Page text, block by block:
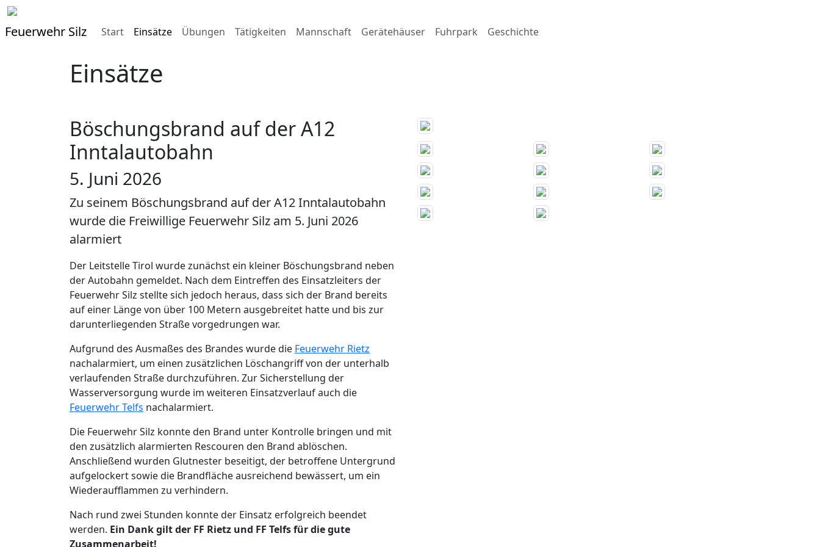
Feuerwehr Silz Start Einsätze Übungen Tätigkeiten Mannschaft Gerätehäuser Fuhrpark Geschichte
Einsätze
Böschungsbrand auf der A12
Inntalautobahn
5. Juni 2026
Zu seinem Böschungsbrand auf der A12 Inntalautobahn
wurde die Freiwillige Feuerwehr Silz am 5. Juni 2026
alarmiert
Der Leitstelle Tirol wurde zunächst ein kleiner Böschungsbrand neben
der Autobahn gemeldet. Nach dem Eintreffen des Einsatzleiters der
Feuerwehr Silz stellte sich jedoch heraus, dass sich der Brand bereits
auf einer Länge von über 100 Metern ausgebreitet hatte und bis zur
darunterliegenden Straße vorgedrungen war.
Aufgrund des Ausmaßes des Brandes wurde die Feuerwehr Rietz
nachalarmiert, um einen zusätzlichen Löschangriff von der unterhalb
verlaufenden Straße durchzuführen. Zur Sicherstellung der
Wasserversorgung wurde im weiteren Einsatzverlauf auch die
Feuerwehr Telfs nachalarmiert.
Die Feuerwehr Silz konnte den Brand unter Kontrolle bringen und mit
den zusätzlich alarmierten Rescouren den Brand ablöschen.
Anschließend wurden Glutnester beseitigt, der betroffene Untergrund
aufgelockert sowie die Brandfläche ausreichend bewässert, um ein
Wiederaufflammen zu verhindern.
Nach rund zwei Stunden konnte der Einsatz erfolgreich beendet
werden. Ein Dank gilt der FF Rietz und FF Telfs für die gute
Zusammenarbeit!